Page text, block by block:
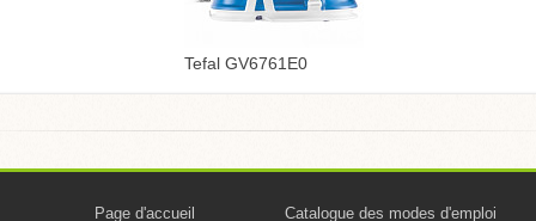
Tefal GV6761E0
Page d'accueil Catalogue des modes d'emploi